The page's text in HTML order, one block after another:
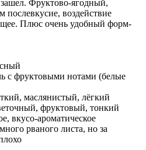
Фруктово-ягодный,
воздействие
Плюс очень удобный форм-
с фруктовыми нотами (белые
маслянистый, лëгкий
фруктовый, тонкий
вкусо-ароматическое
рваного листа, но за